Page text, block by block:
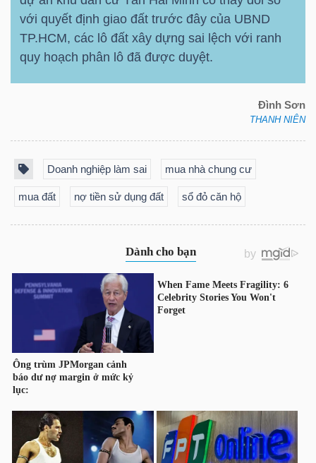
với quyết định giao đất trước đây của UBND
TP.HCM, các lô đất xây dựng sai lệch với ranh
quy hoạch phân lô đã được duyệt.
Đình Sơn
THANH NIÊN
Doanh nghiệp làm sai mua nhà chung cư
mua đất nợ tiền sử dụng đất sổ đỏ căn hộ
BẤT
Mã
khoán
(-)
Chỉ số Chứng chỉ quỹ Chứng
Lãnh
Tất cả Người nội bộ
(-)